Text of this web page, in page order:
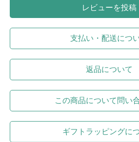
レビューを投稿
支払い・配送につ
返品について
この商品について問い
ギフトラッピングに